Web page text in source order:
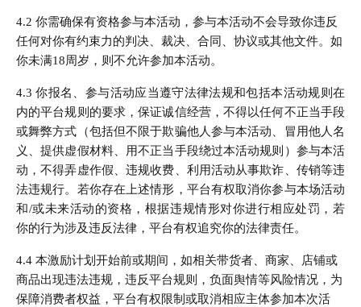
4.2 你需确保有资格参与本活动，参与本活动不会导致你违反
任何对你有约束力的判决、裁决、合同、协议或其他文件。如
你未满18周岁，则不允许参加本活动。
4.3 你报名、参与活动应当遵守法律法规和包括本活动规则在
内的平台规则的要求，保证诚信经营，不得以任何不正当手段
或舞弊方式（包括但不限于欺骗他人参与本活动、冒用他人名
义、提供虚假材料、用不正当手段绕过本活动规则）参与本活
动，不得弄虚作假、违规收费、利用活动从事欺诈、传销等违
法违规行。若你存在上述情形，平台有权取消你参与本场活动
和/或未来活动的资格，根据违规情形对你进行相应处罚，若
你的行为涉及违反法律，平台有权追究你的法律责任。
4.4 本激励计划开始前或期间，如相关带货者、商家、店铺或
商品出现违法违规，违反平台规则，负面舆情等风险情况，为
保障消费者权益，平台有权限制或取消相应主体参加本次活